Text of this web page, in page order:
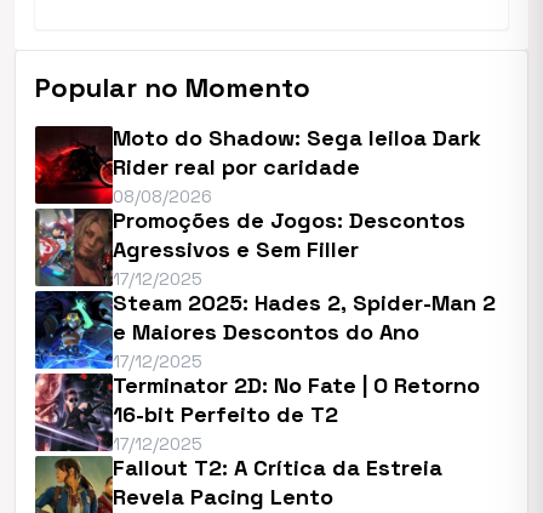
Popular no Momento
Moto do Shadow: Sega leiloa Dark
Rider real por caridade
08/08/2026
Promoções de Jogos: Descontos
Agressivos e Sem Filler
17/12/2025
Steam 2025: Hades 2, Spider-Man 2
e Maiores Descontos do Ano
17/12/2025
Terminator 2D: No Fate | O Retorno
16-bit Perfeito de T2
17/12/2025
Fallout T2: A Crítica da Estreia
Revela Pacing Lento